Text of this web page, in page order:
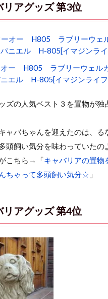
リアグッズ 第3位
オー H805 ラブリーウェル
エル H-805[イマジンライ
ズの人気ベスト３を置物が独
ャバちゃんを迎えたのは、る
頭飼い気分を味わっていたの
こちら→「キャバリアの置物
ちゃって多頭飼い気分☆ 」
リアグッズ 第4位
リカちゃん
ラリーくん
ラッキーちゃん
ライラちゃ
ヨーゼフくん
ヨギボー
モンブラン モモちゃん
フォトコンテスト
芝桜
英国淑女
若狭海浜公園
舐め舐め
茂来山
ラン
舎人公園
舌出し
臨港パーク
登 茂原市
葵央（あお）くん
藤田りか子